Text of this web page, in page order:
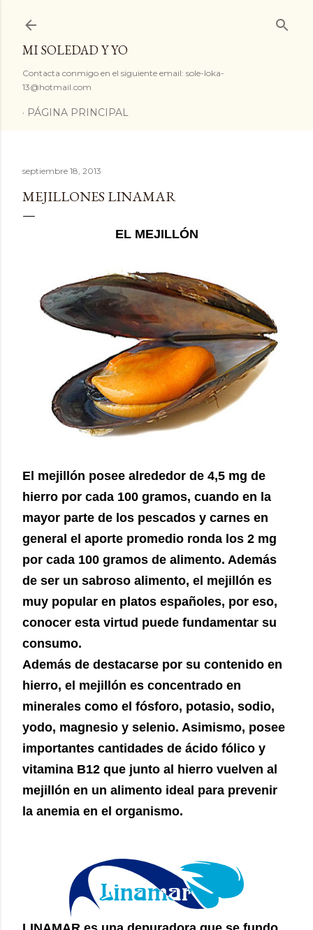
MI SOLEDAD Y YO
Contacta conmigo en el siguiente email: sole-loka-
13@hotmail.com
PÁGINA PRINCIPAL
septiembre 18, 2013
MEJILLONES LINAMAR
EL MEJILLÓN
El mejillón posee alrededor de 4,5 mg de
hierro por cada 100 gramos, cuando en la
mayor parte de los pescados y carnes en
general el aporte promedio ronda los 2 mg
por cada 100 gramos de alimento. Además
de ser un sabroso alimento, el mejillón es
muy popular en platos españoles, por eso,
conocer esta virtud puede fundamentar su
consumo.
Además de destacarse por su contenido en
hierro, el mejillón es concentrado en
minerales como el fósforo, potasio, sodio,
yodo, magnesio y selenio. Asimismo, posee
importantes cantidades de ácido fólico y
vitamina B12 que junto al hierro vuelven al
mejillón en un alimento ideal para prevenir
la anemia en el organismo.